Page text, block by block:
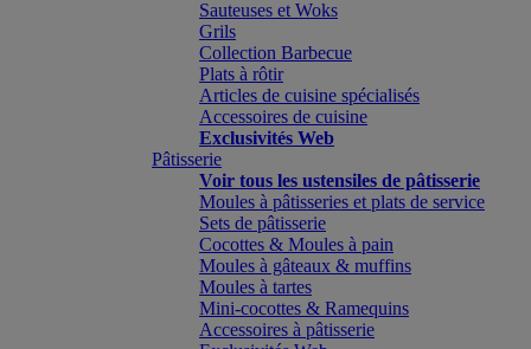
Sauteuses et Woks
Grils
Collection Barbecue
Plats à rôtir
Articles de cuisine spécialisés
Accessoires de cuisine
Exclusivités Web
Pâtisserie
Voir tous les ustensiles de pâtisserie
Moules à pâtisseries et plats de service
Sets de pâtisserie
Cocottes & Moules à pain
Moules à gâteaux & muffins
Moules à tartes
Mini-cocottes & Ramequins
Accessoires à pâtisserie